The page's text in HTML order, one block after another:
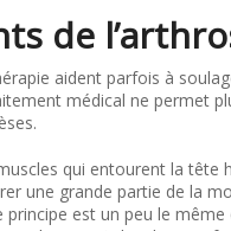
de
aident parfois à
médical ne permet
qui entourent la
une grande partie de la
est un peu le